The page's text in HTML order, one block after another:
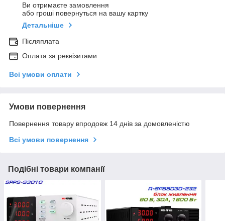
Ви отримаєте замовлення
або гроші повернуться на вашу картку
Детальніше
Післяплата
Оплата за реквізитами
Всі умови оплати
Умови повернення
Повернення товару впродовж 14 днів за домовленістю
Всі умови повернення
Подібні товари компанії